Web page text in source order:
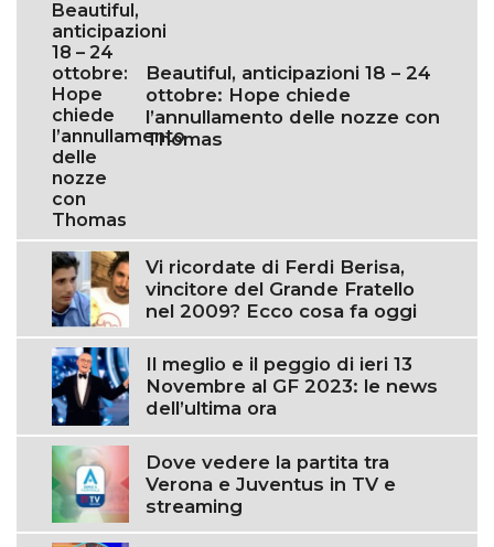
Beautiful, anticipazioni 18 – 24
ottobre: Hope chiede
l’annullamento delle nozze con
Thomas
Vi ricordate di Ferdi Berisa,
vincitore del Grande Fratello
nel 2009? Ecco cosa fa oggi
Il meglio e il peggio di ieri 13
Novembre al GF 2023: le news
dell’ultima ora
Dove vedere la partita tra
Verona e Juventus in TV e
streaming